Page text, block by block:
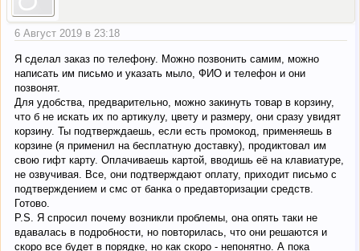
6 Август 2019 в 23:18
Я сделал заказ по телефону. Можно позвонить самим, можно
написать им письмо и указать мыло, ФИО и телефон и они
позвонят.
Для удобства, предварительно, можно закинуть товар в корзину,
что б не искать их по артикулу, цвету и размеру, они сразу увидят
корзину. Ты подтверждаешь, если есть промокод, применяешь в
корзине (я применил на бесплатную доставку), продиктовал им
свою гифт карту. Оплачиваешь картой, вводишь её на клавиатуре,
не озвучивая. Все, они подтверждают оплату, приходит письмо с
подтверждением и смс от банка о предавторизации средств.
Готово.
P.S. Я спросил почему возникли проблемы, она опять таки не
вдавалась в подробности, но повторилась, что они решаются и
скоро все будет в порядке, но как скоро - непонятно. А пока